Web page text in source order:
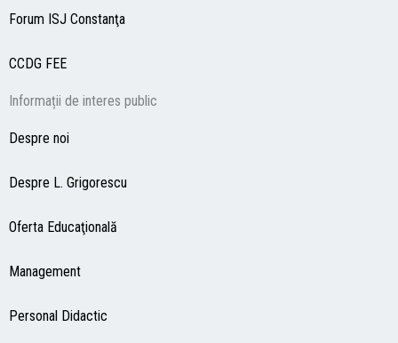
Forum ISJ Constanţa
CCDG FEE
Informații de interes public
Despre noi
Despre L. Grigorescu
Oferta Educaţională
Management
Personal Didactic